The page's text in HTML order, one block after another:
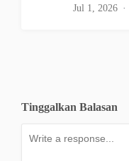
Jul 1, 2026
Tinggalkan Balasan